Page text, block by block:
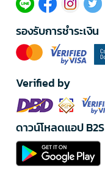
รองรับการชำระเงิน
Verified by
ดาวน์โหลดแอป B2S